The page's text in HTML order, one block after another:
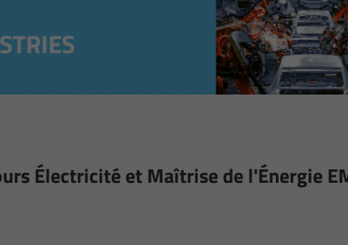
Électricité et Maîtrise de l'Énergie